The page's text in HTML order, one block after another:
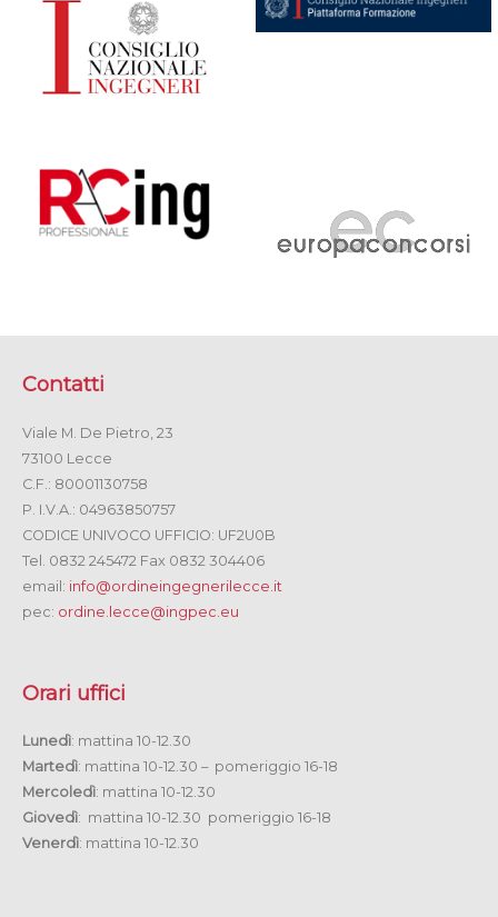
Contatti
Viale M. De Pietro, 23
73100 Lecce
C.F.: 80001130758
P. I.V.A.: 04963850757
CODICE UNIVOCO UFFICIO: UF2U0B
Tel. 0832 245472 Fax 0832 304406
email: info@ordineingegnerilecce.it
pec: ordine.lecce@ingpec.eu
Orari uffici
Lunedì: mattina 10-12.30
Martedì: mattina 10-12.30 – pomeriggio 16-18
Mercoledì: mattina 10-12.30
Giovedì: mattina 10-12.30 pomeriggio 16-18
Venerdì: mattina 10-12.30